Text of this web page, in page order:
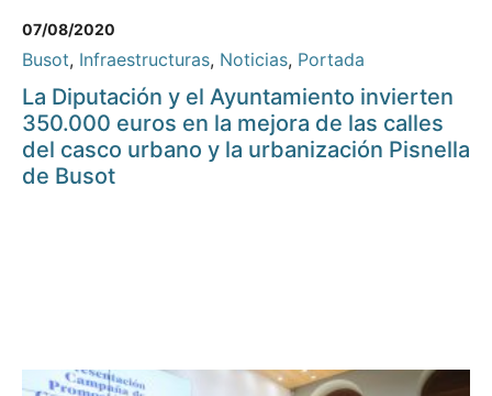
07/08/2020
Busot, Infraestructuras, Noticias, Portada
La Diputación y el Ayuntamiento invierten
350.000 euros en la mejora de las calles
del casco urbano y la urbanización Pisnella
de Busot